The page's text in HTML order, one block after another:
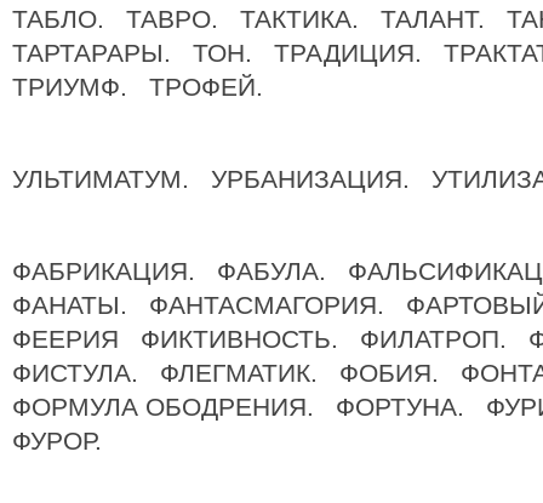
ТАБЛО. ТАВРО. ТАКТИКА. ТАЛАНТ.
ТАРТАРАРЫ. ТОН. ТРАДИЦИЯ.
ТРИУМФ. ТРОФЕЙ.
УЛЬТИМАТУМ. УРБАНИЗАЦИЯ.
ФАБРИКАЦИЯ. ФАБУЛА.
ФАНАТЫ. ФАНТАСМАГОРИЯ.
ФЕЕРИЯ ФИКТИВНОСТЬ. ФИЛАТРОП.
ФИСТУЛА. ФЛЕГМАТИК. ФОБИЯ.
ФОРМУЛА ОБОДРЕНИЯ. ФОРТУНА.
ФУРОР.